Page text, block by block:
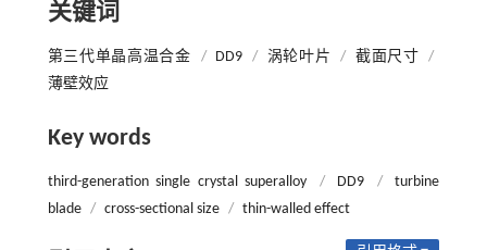
关键词
第三代单晶高温合金 / DD9 / 涡轮叶片 / 截面尺寸
/
薄壁效应
Key words
third-generation single crystal superalloy / DD9 /
turbine
blade / cross-sectional size / thin-walled effect